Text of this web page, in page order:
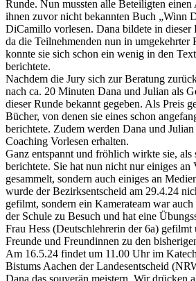
Runde. Nun mussten alle Beteiligten einen
ihnen zuvor nicht bekannten Buch „Winn
DiCamillo vorlesen. Dana bildete in dieser
da die Teilnehmenden nun in umgekehrter
konnte sie sich schon ein wenig in den
berichtete.
Nachdem die Jury sich zur Beratung
nach ca. 20 Minuten Dana und Julian als
dieser Runde bekannt gegeben. Als Preis
Bücher, von denen sie eines schon
berichtete. Zudem werden Dana und
Coaching Vorlesen erhalten.
Ganz entspannt und fröhlich wirkte sie, als
berichtete. Sie hat nun nicht nur einiges an
gesammelt, sondern auch einiges an
wurde der Bezirksentscheid am 29.4.24
gefilmt, sondern ein Kamerateam war
der Schule zu Besuch und hat eine
Frau Hess (Deutschlehrerin der 6a)
Freunde und Freundinnen zu den
Am 16.5.24 findet um 11.00 Uhr im
Bistums Aachen der Landesentscheid
Dana das souverän meistern. Wir drücken